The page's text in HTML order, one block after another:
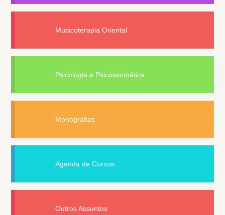
Musicoterapia Oriental
Psicologia e Psicossomática
Monografias
Agenda de Cursos
Outros Assuntos